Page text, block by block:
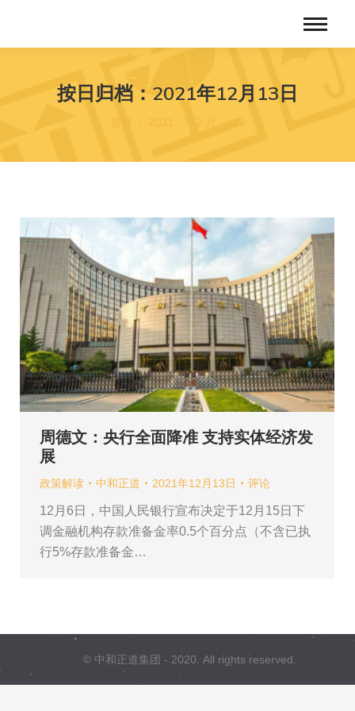
按日归档： 2021年12月13日
周德文：央行全面降准 支持实体经济发
展
政策解读 中和正道 2021年12月13日 评论
12月6日，中国人民银行宣布决定于12月15日下
调金融机构存款准备金率0.5个百分点（不含已执
行5%存款准备金…
© 中和正道集团 - 2020. All rights reserved.